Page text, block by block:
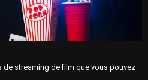
de streaming de film que vous pouvez